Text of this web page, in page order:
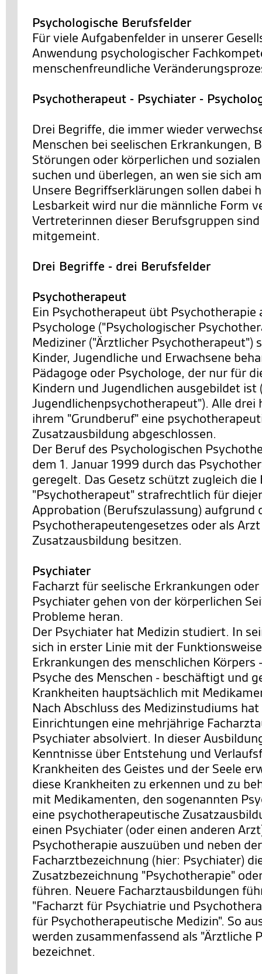
Psychologische Berufsfelder
Für viele Aufgabenfelder in unserer
Anwendung psychologischer
menschenfreundliche
Psychotherapeut - Psychiater -
Drei Begriffe, die immer wieder
Menschen bei seelischen Erkrankungen,
Störungen oder körperlichen und
suchen und überlegen, an wen sie sich
Unsere Begriffserklärungen sollen dabei
Lesbarkeit wird nur die männliche Form
Vertreterinnen dieser Berufsgruppen
mitgemeint.
Drei Begriffe - drei Berufsfelder
Psychotherapeut
Ein Psychotherapeut übt Psychotherapie
Psychologe ("Psychologischer
Mediziner ("Ärztlicher Psychotherapeut")
Kinder, Jugendliche und Erwachsene
Pädagoge oder Psychologe, der nur für
Kindern und Jugendlichen ausgebildet ist
Jugendlichenpsychotherapeut"). Alle drei
ihrem "Grundberuf" eine
Zusatzausbildung abgeschlossen.
Der Beruf des Psychologischen
dem 1. Januar 1999 durch das
geregelt. Das Gesetz schützt zugleich
"Psychotherapeut" strafrechtlich für
Approbation (Berufszulassung) aufgrund
Psychotherapeutengesetzes oder als
Zusatzausbildung besitzen.
Psychiater
Facharzt für seelische Erkrankungen
Psychiater gehen von der körperlichen
Probleme heran.
Der Psychiater hat Medizin studiert. In
sich in erster Linie mit der
Erkrankungen des menschlichen Körpers
Psyche des Menschen - beschäftigt und
Krankheiten hauptsächlich mit
Nach Abschluss des Medizinstudiums
Einrichtungen eine mehrjährige
Psychiater absolviert. In dieser
Kenntnisse über Entstehung und
Krankheiten des Geistes und der Seele
diese Krankheiten zu erkennen und zu
mit Medikamenten, den sogenannten
eine psychotherapeutische
einen Psychiater (oder einen anderen
Psychotherapie auszuüben und neben der
Facharztbezeichnung (hier: Psychiater)
Zusatzbezeichnung "Psychotherapie"
führen. Neuere Facharztausbildungen
"Facharzt für Psychiatrie und
für Psychotherapeutische Medizin". So
werden zusammenfassend als "Ärztliche
bezeichnet.